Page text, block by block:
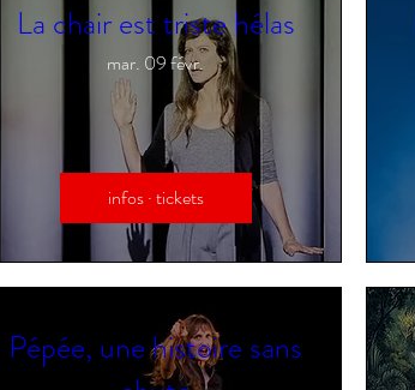
La chair est triste hélas
mar. 09 févr.
infos · tickets
Pépée, une histoire sans